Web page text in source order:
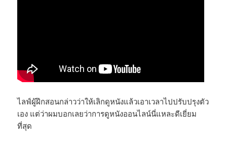
ไลฟ์ผู้ฝึกสอนกล่าวว่าให้เลิกดูหนังแล้วเอาเวลาไปปรับปรุงตัว
เอง แต่ว่าผมบอกเลยว่าการดูหนังออนไลน์นี่แหละดีเยี่ยม
ที่สุด